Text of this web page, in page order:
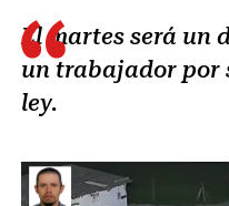
El martes será un
un trabajador por
ley.